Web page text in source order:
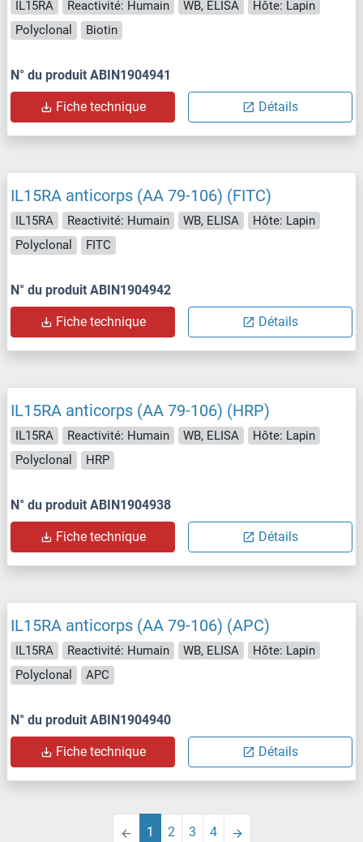
IL15RA Reactivité: Humain WB, ELISA
Hôte: Lapin
Polyclonal
Biotin
N° du produit ABIN1904941
Fiche technique Détails
IL15RA anticorps (AA 79-106) (FITC)
IL15RA Reactivité: Humain WB, ELISA
Hôte: Lapin
Polyclonal
FITC
N° du produit ABIN1904942
Fiche technique Détails
IL15RA anticorps (AA 79-106) (HRP)
IL15RA Reactivité: Humain WB, ELISA
Hôte: Lapin
Polyclonal
HRP
N° du produit ABIN1904938
Fiche technique Détails
IL15RA anticorps (AA 79-106) (APC)
IL15RA Reactivité: Humain WB, ELISA
Hôte: Lapin
Polyclonal
APC
N° du produit ABIN1904940
Fiche technique Détails
1 2 3 4